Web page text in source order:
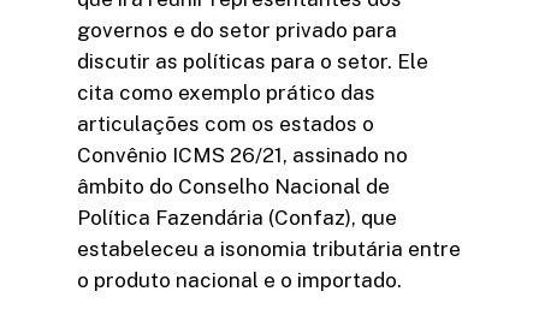
governos e do setor privado para
discutir as políticas para o setor. Ele
cita como exemplo prático das
articulações com os estados o
Convênio ICMS 26/21, assinado no
âmbito do Conselho Nacional de
Política Fazendária (Confaz), que
estabeleceu a isonomia tributária entre
o produto nacional e o importado.